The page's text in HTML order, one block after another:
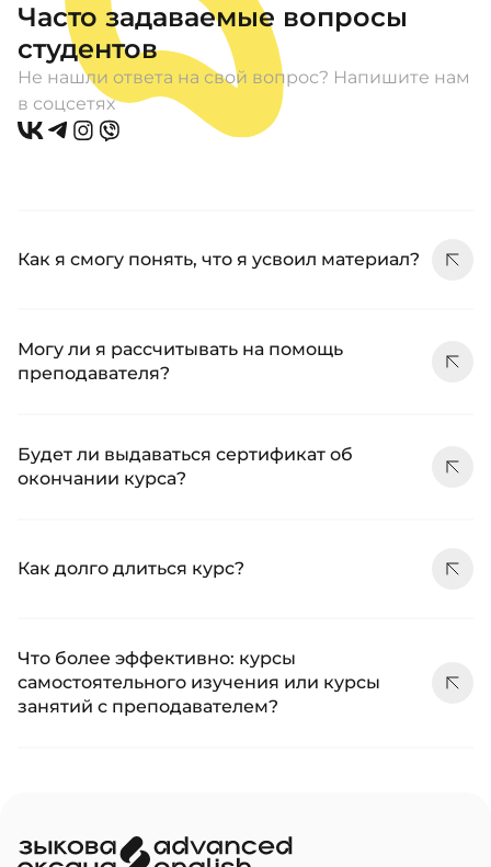
Часто задаваемые вопросы
студентов
Не нашли ответа на свой вопрос? Напишите нам
в соцсетях
Как я смогу понять, что я усвоил материал?
Могу ли я рассчитывать на помощь
преподавателя?
Будет ли выдаваться сертификат об
окончании курса?
Как долго длиться курс?
Что более эффективно: курсы
самостоятельного изучения или курсы
занятий с преподавателем?